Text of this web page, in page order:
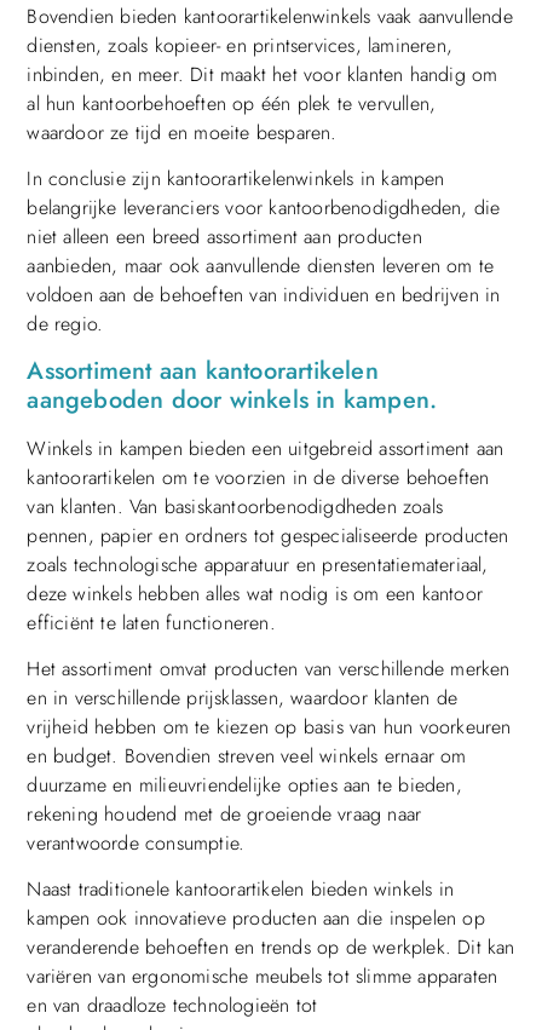
Bovendien bieden kantoorartikelenwinkels vaak aanvullende
diensten, zoals kopieer- en printservices, lamineren,
inbinden, en meer. Dit maakt het voor klanten handig om
al hun kantoorbehoeften op één plek te vervullen,
waardoor ze tijd en moeite besparen.
In conclusie zijn kantoorartikelenwinkels in kampen
belangrijke leveranciers voor kantoorbenodigdheden, die
niet alleen een breed assortiment aan producten
aanbieden, maar ook aanvullende diensten leveren om te
voldoen aan de behoeften van individuen en bedrijven in
de regio.
Assortiment aan kantoorartikelen
aangeboden door winkels in kampen.
Winkels in kampen bieden een uitgebreid assortiment aan
kantoorartikelen om te voorzien in de diverse behoeften
van klanten. Van basiskantoorbenodigdheden zoals
pennen, papier en ordners tot gespecialiseerde producten
zoals technologische apparatuur en presentatiemateriaal,
deze winkels hebben alles wat nodig is om een kantoor
efficiënt te laten functioneren.
Het assortiment omvat producten van verschillende merken
en in verschillende prijsklassen, waardoor klanten de
vrijheid hebben om te kiezen op basis van hun voorkeuren
en budget. Bovendien streven veel winkels ernaar om
duurzame en milieuvriendelijke opties aan te bieden,
rekening houdend met de groeiende vraag naar
verantwoorde consumptie.
Naast traditionele kantoorartikelen bieden winkels in
kampen ook innovatieve producten aan die inspelen op
veranderende behoeften en trends op de werkplek. Dit kan
variëren van ergonomische meubels tot slimme apparaten
en van draadloze technologieën tot